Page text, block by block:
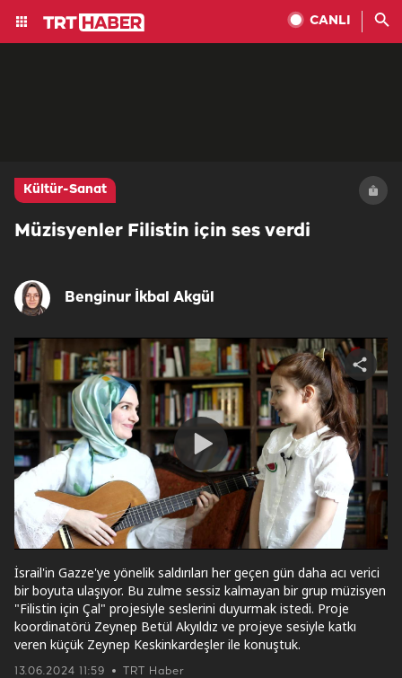
CANLI
Kültür-Sanat
Müzisyenler Filistin için ses verdi
Benginur İkbal Akgül
Play
Video
Share
video
13.06.2024 11:59 TRT Haber
İsrail'in Gazze'ye yönelik saldırıları her geçen gün daha acı verici
bir boyuta ulaşıyor. Bu zulme sessiz kalmayan bir grup müzisyen
"Filistin için Çal" projesiyle seslerini duyurmak istedi. Proje
koordinatörü Zeynep Betül Akyıldız ve projeye sesiyle katkı
veren küçük Zeynep Keskinkardeşler ile konuştuk.